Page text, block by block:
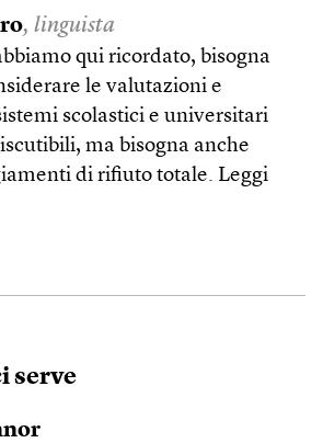
, linguista
qui ricordato, bisogna
le valutazioni e
scolastici e universitari
ma bisogna anche
di rifiuto totale. Leggi
serve